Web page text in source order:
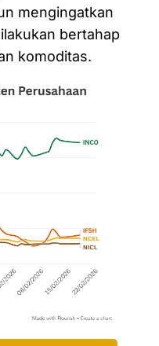
mengingatkan
bertahap
komoditas.